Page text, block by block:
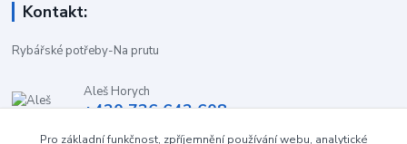
Kontakt:
Rybářské potřeby-Na prutu
Aleš Horych
+420 736 642 608
Pro základní funkčnost, zpříjemnění používání webu, analytické